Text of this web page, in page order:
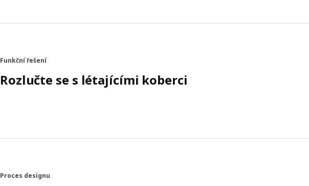
Funkční řešení
Rozlučte se s létajícími koberci
Proces designu